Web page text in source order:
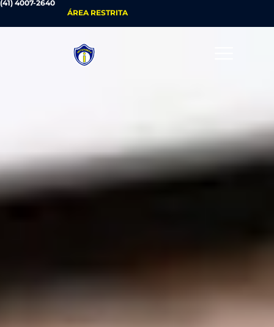
(41) 4007-2640
ÁREA RESTRITA